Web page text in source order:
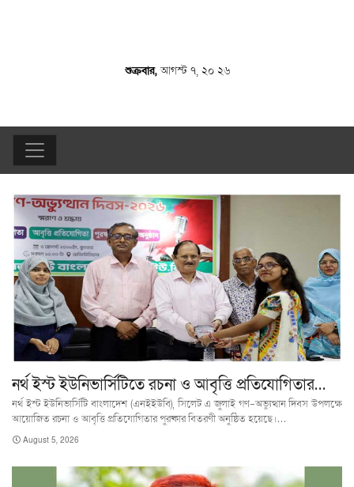
শুক্রবার,আগস্ট ৭, ২০ ২৬
নর্থ ইস্ট ইউনিভার্সিটিতে রচনা ও আবৃত্তি প্রতিযোগিতার…
নর্থ ইস্ট ইউনিভার্সিটি বাংলাদেশ (এনইইউবি), সিলেট এ জুলাই গণ-অভ্যুত্থান দিবস উপলক্ষে
আয়োজিত রচনা ও আবৃত্তি প্রতিযোগিতার পুরষ্কার বিতরণী অনুষ্ঠিত হয়েছে।…
August 5, 2026